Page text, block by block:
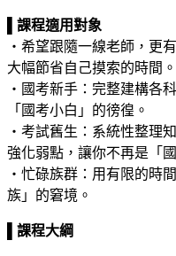
課程適用對象
‧希望跟隨一線老師，更
大幅節省自己摸索的時間。
‧國考新手：完整建構各
「國考小白」的徬徨。
‧考試舊生：系統性整理
強化弱點，讓你不再是「
‧忙碌族群：用有限的時
族」的窘境。
課程大綱